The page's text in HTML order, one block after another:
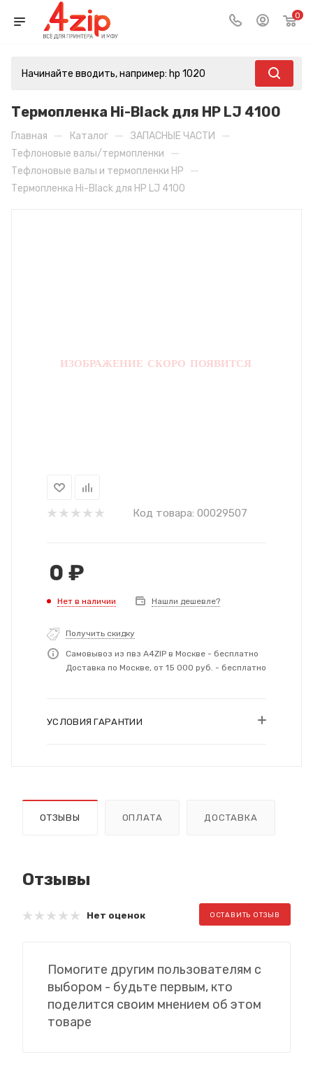
0
Термопленка Hi-Black для HP LJ 4100
Главная — Каталог — ЗАПАСНЫЕ ЧАСТИ —
Тефлоновые валы/термопленки —
Тефлоновые валы и термопленки HP —
Термопленка Hi-Black для HP LJ 4100
Код товара: 00029507
0 ₽
Нет в наличии Нашли дешевле?
Получить скидку
Самовывоз из пвз A4ZIP в Москве - бесплатно
Доставка по Москве, от 15 000 руб. - бесплатно
УСЛОВИЯ ГАРАНТИИ
ОТЗЫВЫ ОПЛАТА ДОСТАВКА
Отзывы
Нет оценок ОСТАВИТЬ ОТЗЫВ
Помогите другим пользователям с
выбором - будьте первым, кто
поделится своим мнением об этом
товаре